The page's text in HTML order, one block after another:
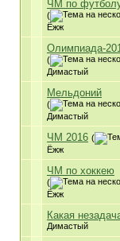
ЧМ по
(
Ёжж
Олимпиада-
(
Димастый
Мельдоний
(
Димастый
ЧМ 2016 (
Ёжж
ЧМ по хоккею
(
Ёжж
Какая
Димастый